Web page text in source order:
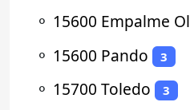
⚬ 15600 Empalme
⚬ 15600 Pando 3
⚬ 15700 Toledo 3